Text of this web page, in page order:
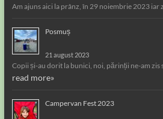
Am ajuns aici la prânz, în 29 noiembrie 2023 iar
Posmuș
21 august 2023
Copii și-au dorit la bunici, noi, părinții ne-am zis
read more»
Campervan Fest 2023